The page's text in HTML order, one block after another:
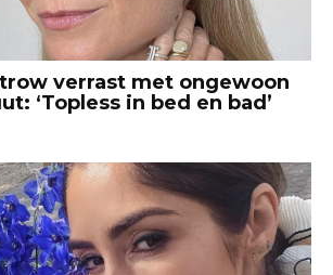
verrast met ongewoon
‘Topless in bed en bad’